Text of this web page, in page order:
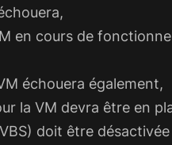
en cours de
échouera également,
la VM devra être
doit être désactivée